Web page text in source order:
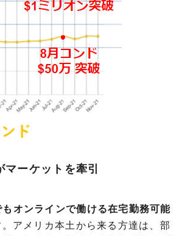
ーケットを牽引
オンラインで働ける在宅勤務可能
アメリカ本土から来る方達は、部